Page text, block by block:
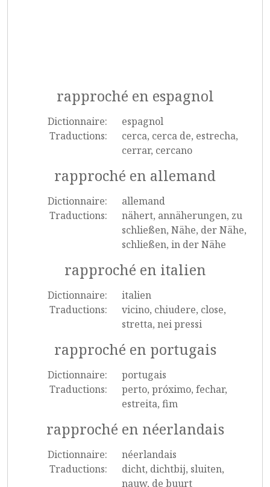
rapproché en espagnol
Dictionnaire:
espagnol
Traductions:
cerca, cerca de, estrecha,
cerrar, cercano
rapproché en allemand
Dictionnaire:
allemand
Traductions:
nähert, annäherungen, zu
schließen, Nähe, der Nähe,
schließen, in der Nähe
rapproché en italien
Dictionnaire:
italien
Traductions:
vicino, chiudere, close,
stretta, nei pressi
rapproché en portugais
Dictionnaire:
portugais
Traductions:
perto, próximo, fechar,
estreita, fim
rapproché en néerlandais
Dictionnaire:
néerlandais
Traductions:
dicht, dichtbij, sluiten,
nauw, de buurt